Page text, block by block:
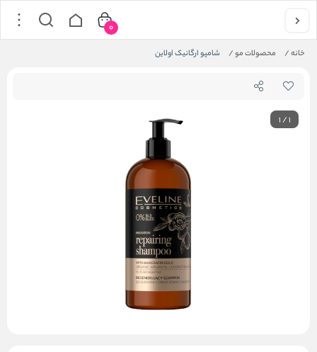
خانه/ محصولات مو/ شامپو ارگانیک اولاین
0
1/1